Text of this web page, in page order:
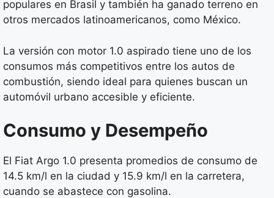
populares en Brasil y también ha ganado terreno en
otros mercados latinoamericanos, como México.
La versión con motor 1.0 aspirado tiene uno de los
consumos más competitivos entre los autos de
combustión, siendo ideal para quienes buscan un
automóvil urbano accesible y eficiente.
Consumo y Desempeño
El Fiat Argo 1.0 presenta promedios de consumo de
14.5 km/l en la ciudad y 15.9 km/l en la carretera,
cuando se abastece con gasolina.